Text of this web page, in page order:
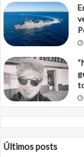
Últimos posts